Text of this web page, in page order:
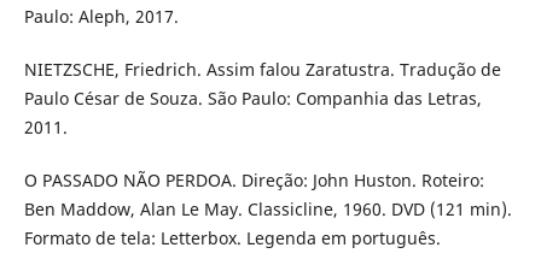
Paulo: Aleph, 2017.
NIETZSCHE, Friedrich. Assim falou Zaratustra. Tradução de
Paulo César de Souza. São Paulo: Companhia das Letras,
2011.
O PASSADO NÃO PERDOA. Direção: John Huston. Roteiro:
Ben Maddow, Alan Le May. Classicline, 1960. DVD (121 min).
Formato de tela: Letterbox. Legenda em português.